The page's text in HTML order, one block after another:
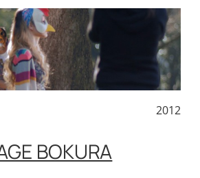
2012
BOKURA